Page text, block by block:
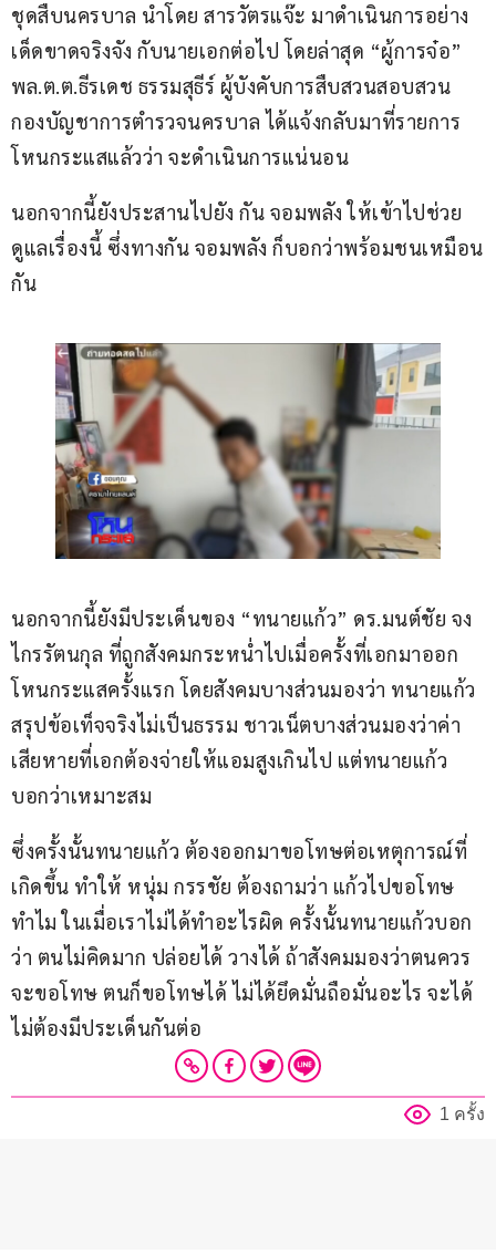
ชุดสืบนครบาล นำโดย สารวัตรแจ๊ะ มาดำเนินการอย่าง
เด็ดขาดจริงจัง กับนายเอกต่อไป โดยล่าสุด “ผู้การจ๋อ”
พล.ต.ต.ธีรเดช ธรรมสุธีร์ ผู้บังคับการสืบสวนสอบสวน
กองบัญชาการตำรวจนครบาล ได้แจ้งกลับมาที่รายการ
โหนกระแสแล้วว่า จะดำเนินการแน่นอน
นอกจากนี้ยังประสานไปยัง กัน จอมพลัง ให้เข้าไปช่วย
ดูแลเรื่องนี้ ซึ่งทางกัน จอมพลัง ก็บอกว่าพร้อมชนเหมือน
กัน
นอกจากนี้ยังมีประเด็นของ “ทนายแก้ว” ดร.มนต์ชัย จง
ไกรรัตนกุล ที่ถูกสังคมกระหน่ำไปเมื่อครั้งที่เอกมาออก
โหนกระแสครั้งแรก โดยสังคมบางส่วนมองว่า ทนายแก้ว
สรุปข้อเท็จจริงไม่เป็นธรรม ชาวเน็ตบางส่วนมองว่าค่า
เสียหายที่เอกต้องจ่ายให้แอมสูงเกินไป แต่ทนายแก้ว
บอกว่าเหมาะสม
ซึ่งครั้งนั้นทนายแก้ว ต้องออกมาขอโทษต่อเหตุการณ์ที่
เกิดขึ้น ทำให้ หนุ่ม กรรชัย ต้องถามว่า แก้วไปขอโทษ
ทำไม ในเมื่อเราไม่ได้ทำอะไรผิด ครั้งนั้นทนายแก้วบอก
ว่า ตนไม่คิดมาก ปล่อยได้ วางได้ ถ้าสังคมมองว่าตนควร
จะขอโทษ ตนก็ขอโทษได้ ไม่ได้ยึดมั่นถือมั่นอะไร จะได้
ไม่ต้องมีประเด็นกันต่อ
1 ครั้ง